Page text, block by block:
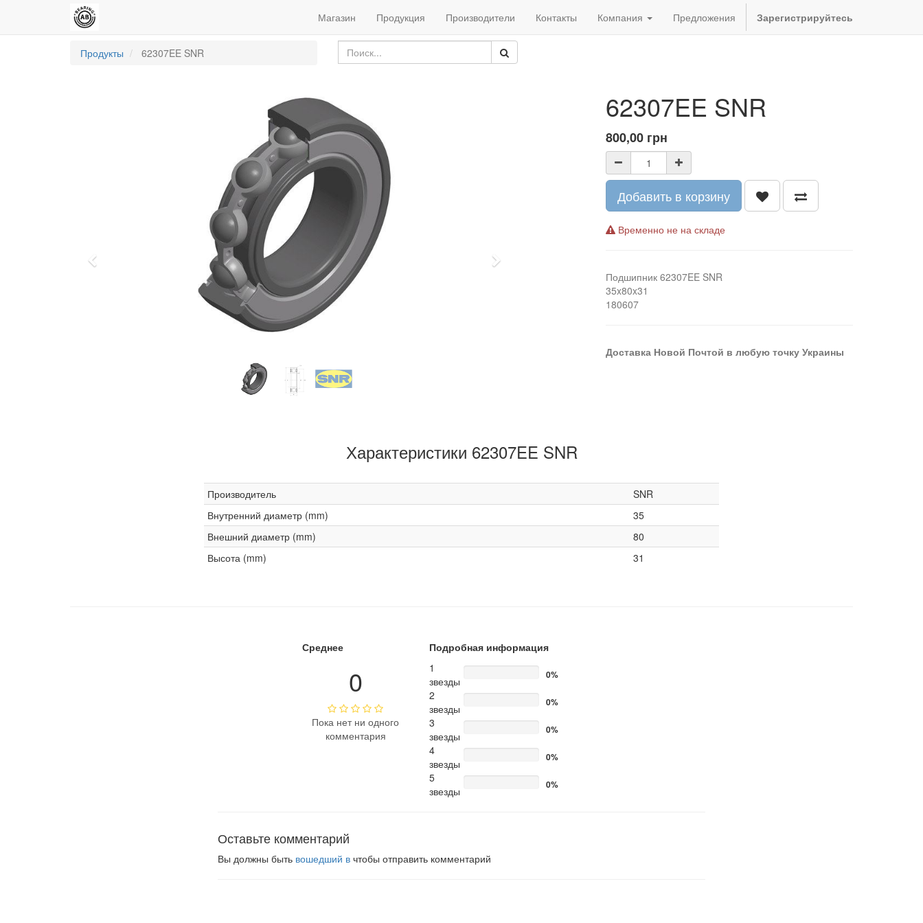
Магазин Продукция Производители Контакты Компания Предложения Зарегистрируйтесь
Продукты 62307EE SNR
Next
62307EE SNR
800,00 грн
Добавить в корзину
Временно не на складе
Подшипник 62307EE SNR
35x80x31
180607
Доставка Новой Почтой в любую точку Украины
Характеристики 62307EE SNR
Производитель
SNR
Внутренний диаметр (mm)
35
Внешний диаметр (mm)
80
Высота (mm)
31
Среднее
0
Пока нет ни одного
комментария
Подробная информация
1
звезды
0%
2
звезды
0%
3
звезды
0%
4
звезды
0%
5
звезды
0%
Оставьте комментарий
Вы должны быть вошедший в чтобы отправить комментарий